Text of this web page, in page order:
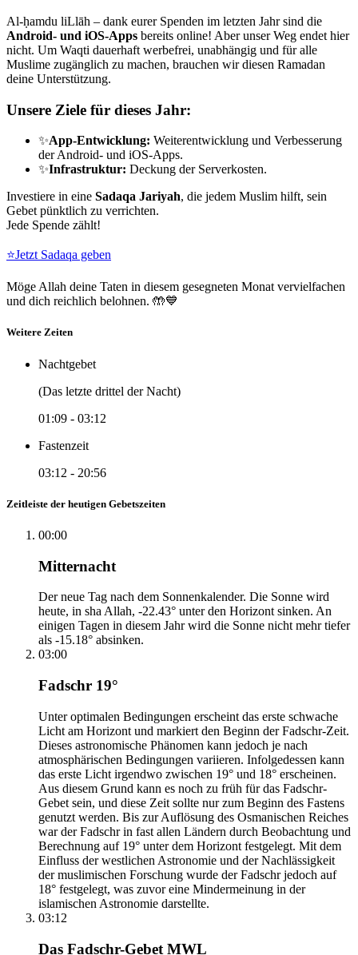
Al-ḥamdu liLlāh – dank eurer Spenden im letzten Jahr sind die
Android- und iOS-Apps bereits online! Aber unser Weg endet hier
nicht. Um Waqti dauerhaft werbefrei, unabhängig und für alle
Muslime zugänglich zu machen, brauchen wir diesen Ramadan
deine Unterstützung.
Unsere Ziele für dieses Jahr:
✨App-Entwicklung: Weiterentwicklung und Verbesserung
der Android- und iOS-Apps.
✨Infrastruktur: Deckung der Serverkosten.
Investiere in eine Sadaqa Jariyah, die jedem Muslim hilft, sein
Gebet pünktlich zu verrichten.
Jede Spende zählt!
⭐Jetzt Sadaqa geben
Möge Allah deine Taten in diesem gesegneten Monat vervielfachen
und dich reichlich belohnen. 🤲💙
Weitere Zeiten
Nachtgebet
(Das letzte drittel der Nacht)
01:09 - 03:12
Fastenzeit
03:12 - 20:56
Zeitleiste der heutigen Gebetszeiten
00:00
Mitternacht
Der neue Tag nach dem Sonnenkalender. Die Sonne wird
heute, in sha Allah, -22.43° unter den Horizont sinken. An
einigen Tagen in diesem Jahr wird die Sonne nicht mehr tiefer
als -15.18° absinken.
03:00
Fadschr 19°
Unter optimalen Bedingungen erscheint das erste schwache
Licht am Horizont und markiert den Beginn der Fadschr-Zeit.
Dieses astronomische Phänomen kann jedoch je nach
atmosphärischen Bedingungen variieren. Infolgedessen kann
das erste Licht irgendwo zwischen 19° und 18° erscheinen.
Aus diesem Grund kann es noch zu früh für das Fadschr-
Gebet sein, und diese Zeit sollte nur zum Beginn des Fastens
genutzt werden. Bis zur Auflösung des Osmanischen Reiches
war der Fadschr in fast allen Ländern durch Beobachtung und
Berechnung auf 19° unter dem Horizont festgelegt. Mit dem
Einfluss der westlichen Astronomie und der Nachlässigkeit
der muslimischen Forschung wurde der Fadschr jedoch auf
18° festgelegt, was zuvor eine Mindermeinung in der
islamischen Astronomie darstellte.
03:12
Das Fadschr-Gebet MWL